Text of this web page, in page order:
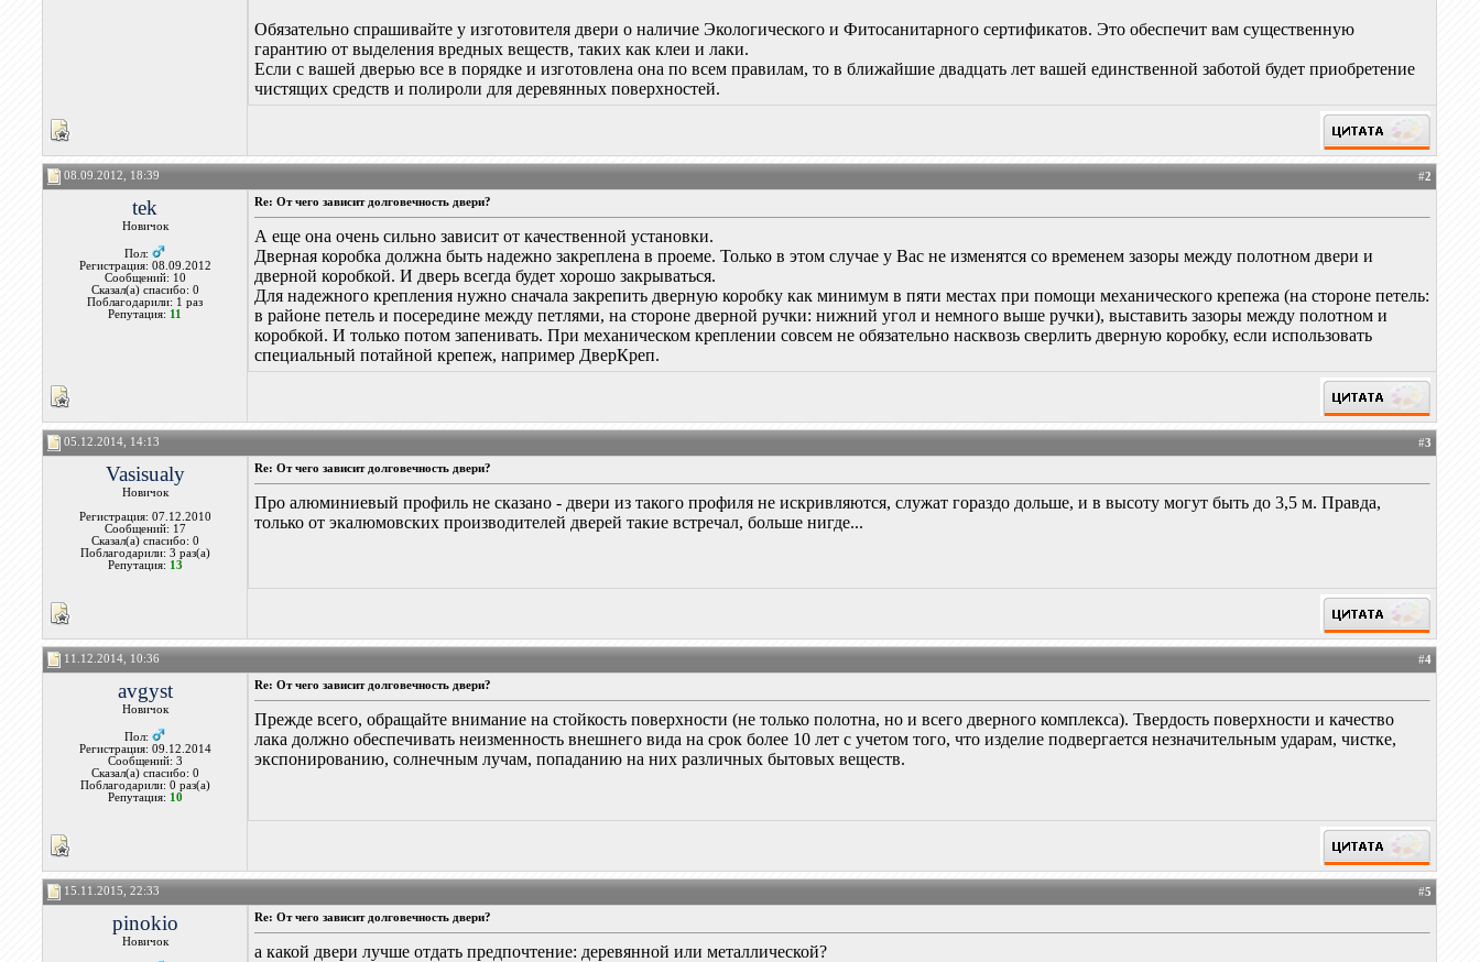
Обязательно спрашивайте у изготовителя двери о наличие Экологического и Фитосанитарного сертификатов. Это обеспечит вам существенную
гарантию от выделения вредных веществ, таких как клеи и лаки.
Если с вашей дверью все в порядке и изготовлена она по всем правилам, то в ближайшие двадцать лет вашей единственной заботой будет приобретение
чистящих средств и полироли для деревянных поверхностей.
08.09.2012, 18:39 #2
tek
Новичок
Пол:
Регистрация: 08.09.2012
Сообщений: 10
Сказал(а) спасибо: 0
Поблагодарили: 1 раз
Репутация: 11
Re: От чего зависит долговечность двери?
А еще она очень сильно зависит от качественной установки.
Дверная коробка должна быть надежно закреплена в проеме. Только в этом случае у Вас не изменятся со временем зазоры между полотном двери и
дверной коробкой. И дверь всегда будет хорошо закрываться.
Для надежного крепления нужно сначала закрепить дверную коробку как минимум в пяти местах при помощи механического крепежа (на стороне петель:
в районе петель и посередине между петлями, на стороне дверной ручки: нижний угол и немного выше ручки), выставить зазоры между полотном и
коробкой. И только потом запенивать. При механическом креплении совсем не обязательно насквозь сверлить дверную коробку, если использовать
специальный потайной крепеж, например ДверКреп.
05.12.2014, 14:13 #3
Vasisualy
Новичок
Регистрация: 07.12.2010
Сообщений: 17
Сказал(а) спасибо: 0
Поблагодарили: 3 раз(а)
Репутация: 13
Re: От чего зависит долговечность двери?
Про алюминиевый профиль не сказано - двери из такого профиля не искривляются, служат гораздо дольше, и в высоту могут быть до 3,5 м. Правда,
только от экалюмовских производителей дверей такие встречал, больше нигде...
11.12.2014, 10:36 #4
avgyst
Новичок
Пол:
Регистрация: 09.12.2014
Сообщений: 3
Сказал(а) спасибо: 0
Поблагодарили: 0 раз(а)
Репутация: 10
Re: От чего зависит долговечность двери?
Прежде всего, обращайте внимание на стойкость поверхности (не только полотна, но и всего дверного комплекса). Твердость поверхности и качество
лака должно обеспечивать неизменность внешнего вида на срок более 10 лет с учетом того, что изделие подвергается незначительным ударам, чистке,
экспонированию, солнечным лучам, попаданию на них различных бытовых веществ.
15.11.2015, 22:33 #5
pinokio
Новичок
Re: От чего зависит долговечность двери?
а какой двери лучше отдать предпочтение: деревянной или металлической?